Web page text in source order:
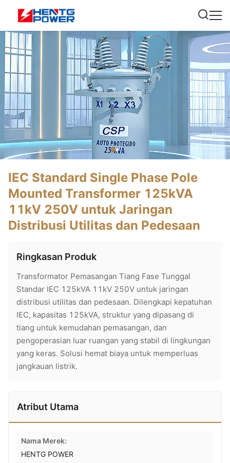
IEC Standard Single Phase Pole
Mounted Transformer 125kVA
11kV 250V untuk Jaringan
Distribusi Utilitas dan Pedesaan
Ringkasan Produk
Transformator Pemasangan Tiang Fase Tunggal
Standar IEC 125kVA 11kV 250V untuk jaringan
distribusi utilitas dan pedesaan. Dilengkapi kepatuhan
IEC, kapasitas 125kVA, struktur yang dipasang di
tiang untuk kemudahan pemasangan, dan
pengoperasian luar ruangan yang stabil di lingkungan
yang keras. Solusi hemat biaya untuk memperluas
jangkauan listrik.
Atribut Utama
Nama Merek:
HENTG POWER